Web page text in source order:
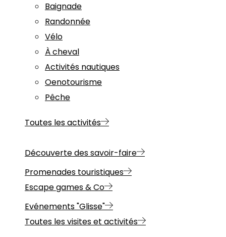
Baignade
Randonnée
Vélo
À cheval
Activités nautiques
Oenotourisme
Pêche
Toutes les activités
Découverte des savoir-faire
Promenades touristiques
Escape games & Co
Evénements "Glisse"
Toutes les visites et activités